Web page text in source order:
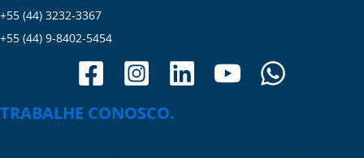
+55 (44) 3232-3367
+55 (44) 9-8402-5454
TRABALHE CONOSCO.